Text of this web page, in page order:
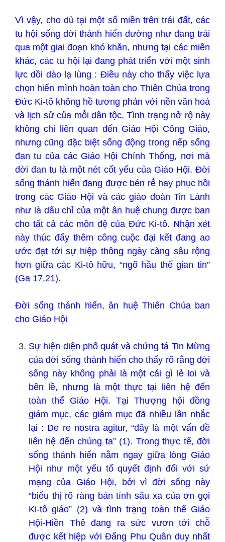
Vì vậy, cho dù tại một số miền trên trái đất, các
tu hội sống đời thánh hiến dường như đang trải
qua một giai đoạn khó khăn, nhưng tại các miền
khác, các tu hội lại đang phát triển với một sinh
lực dồi dào lạ lùng : Điều này cho thấy việc lựa
chọn hiến mình hoàn toàn cho Thiên Chúa trong
Đức Ki-tô không hề tương phản với nền văn hoá
và lịch sử của mỗi dân tộc. Tình trạng nở rộ này
không chỉ liên quan đến Giáo Hội Công Giáo,
nhưng cũng đặc biệt sống động trong nếp sống
đan tu của các Giáo Hội Chính Thống, nơi mà
đời đan tu là một nét cốt yếu của Giáo Hội. Đời
sống thánh hiến đang được bén rễ hay phục hồi
trong các Giáo Hội và các giáo đoàn Tin Lành
như là dấu chỉ của một ân huệ chung được ban
cho tất cả các môn đệ của Đức Ki-tô. Nhận xét
này thúc đẩy thêm công cuộc đại kết đang ao
ước đạt tới sự hiệp thông ngày càng sâu rộng
hơn giữa các Ki-tô hữu, “ngõ hầu thế gian tin”
(Ga 17,21).
Đời sống thánh hiến, ân huệ Thiên Chúa ban
cho Giáo Hội
Sự hiện diện phổ quát và chứng tá Tin Mừng
của đời sống thánh hiến cho thấy rõ rằng đời
sống này không phải là một cái gì lẻ loi và
bên lề, nhưng là một thực tại liên hệ đến
toàn thể Giáo Hội. Tại Thượng hội đồng
giám mục, các giám mục đã nhiều lần nhắc
lại : De re nostra agitur, “đây là một vấn đề
liên hệ đến chúng ta” (1). Trong thực tế, đời
sống thánh hiến nằm ngay giữa lòng Giáo
Hội như một yếu tố quyết định đối với sứ
mạng của Giáo Hội, bởi vì đời sống này
“biểu thị rõ ràng bản tính sâu xa của ơn gọi
Ki-tô giáo” (2) và tình trạng toàn thể Giáo
Hội-Hiền Thê đang ra sức vươn tới chỗ
được kết hiệp với Đấng Phu Quân duy nhất